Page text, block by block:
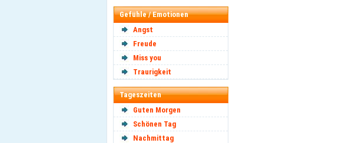
Gefühle / Emotionen
Angst
Freude
Miss you
Traurigkeit
Tageszeiten
Guten Morgen
Schönen Tag
Nachmittag